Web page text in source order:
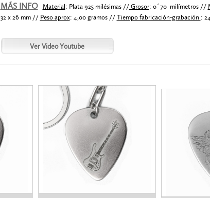
MÁS INFO Material: Plata 925 milésimas //Grosor: 0´70 milímetros //
32 x 26 mm // Peso aprox: 4,00 gramos // Tiempo fabricación-grabación :